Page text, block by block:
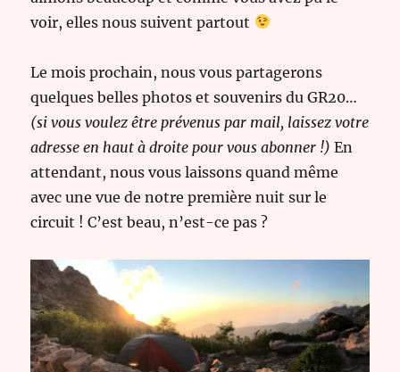
voir, elles nous suivent partout
Le mois prochain, nous vous partagerons
quelques belles photos et souvenirs du GR20…
(si vous voulez être prévenus par mail, laissez votre
adresse en haut à droite pour vous abonner !) En
attendant, nous vous laissons quand même
avec une vue de notre première nuit sur le
circuit ! C’est beau, n’est-ce pas ?